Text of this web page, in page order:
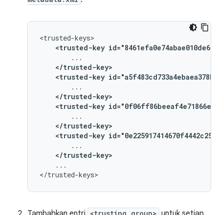
<trusted-key
</trusted-key>
<trusted-key
</trusted-key>
<trusted-key
</trusted-key>
<trusted-key
</trusted-key>
...